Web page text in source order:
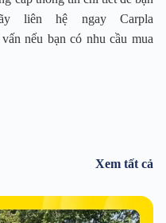
liên hệ ngay Carpla
nếu bạn có nhu cầu mua
Xem tất cả